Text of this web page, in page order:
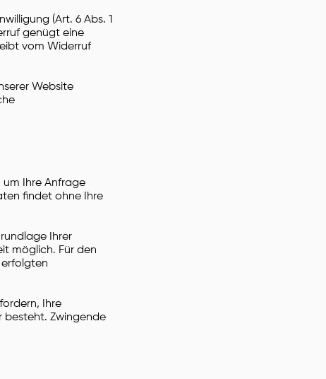
(Art. 6 Abs. 1
genügt eine
vom Widerruf
Website
Ihre Anfrage
findet ohne Ihre
Ihrer
möglich. Für den
erfolgten
Ihre
besteht. Zwingende